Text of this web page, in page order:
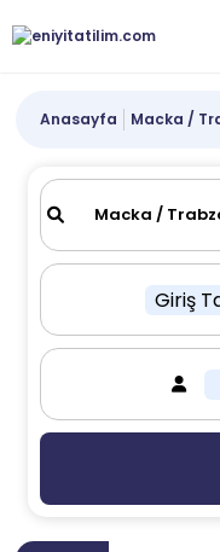
Anasayfa Macka /
Giriş